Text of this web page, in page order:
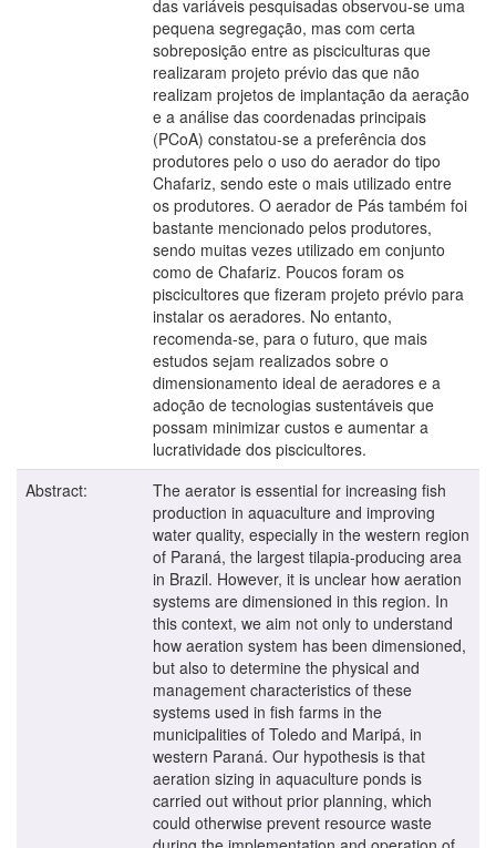
das variáveis pesquisadas observou-se uma
pequena segregação, mas com certa
sobreposição entre as pisciculturas que
realizaram projeto prévio das que não
realizam projetos de implantação da aeração
e a análise das coordenadas principais
(PCoA) constatou-se a preferência dos
produtores pelo o uso do aerador do tipo
Chafariz, sendo este o mais utilizado entre
os produtores. O aerador de Pás também foi
bastante mencionado pelos produtores,
sendo muitas vezes utilizado em conjunto
como de Chafariz. Poucos foram os
piscicultores que fizeram projeto prévio para
instalar os aeradores. No entanto,
recomenda-se, para o futuro, que mais
estudos sejam realizados sobre o
dimensionamento ideal de aeradores e a
adoção de tecnologias sustentáveis que
possam minimizar custos e aumentar a
lucratividade dos piscicultores.
Abstract:
The aerator is essential for increasing fish
production in aquaculture and improving
water quality, especially in the western region
of Paraná, the largest tilapia-producing area
in Brazil. However, it is unclear how aeration
systems are dimensioned in this region. In
this context, we aim not only to understand
how aeration system has been dimensioned,
but also to determine the physical and
management characteristics of these
systems used in fish farms in the
municipalities of Toledo and Maripá, in
western Paraná. Our hypothesis is that
aeration sizing in aquaculture ponds is
carried out without prior planning, which
could otherwise prevent resource waste